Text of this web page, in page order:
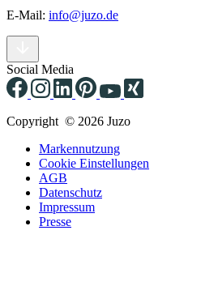
E-Mail: info@juzo.de
Social Media
Copyright ©
Markennutzung
Cookie Einstellungen
AGB
Datenschutz
Impressum
Presse